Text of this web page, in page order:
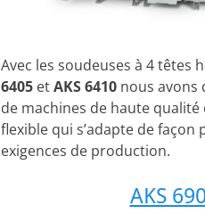
Avec les soudeuses à 4 têtes
6405 etAKS 6410 nous avons
de machines de haute
flexible qui s’adapte de façon
exigences de production.
AKS